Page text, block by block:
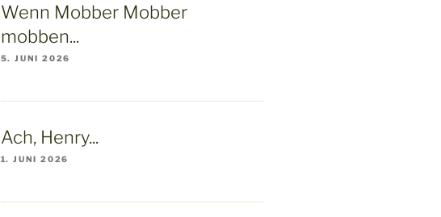
Wenn Mobber Mobber
mobben...
5. JUNI 2026
Ach, Henry...
1. JUNI 2026